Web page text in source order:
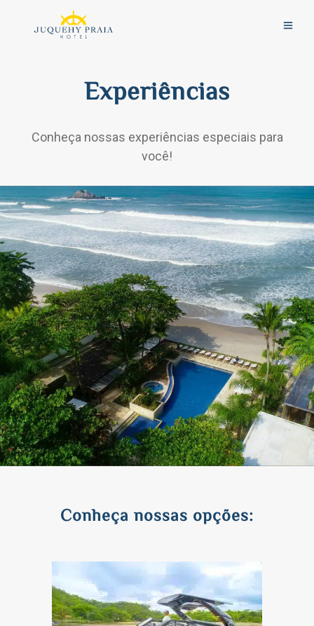
Experiências
Conheça nossas experiências especiais para
você!
Conheça nossas opções: